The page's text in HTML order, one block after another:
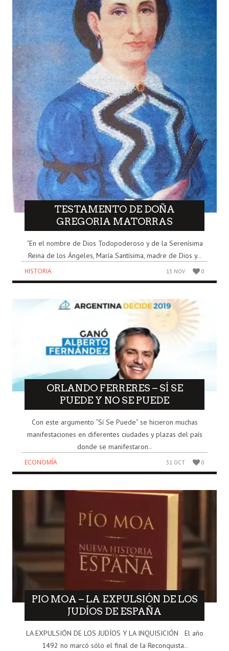
TESTAMENTO DE DOÑA
GREGORIA MATORRAS
“En el nombre de Dios Todopoderoso y de la Serenísima
Reina de los Ángeles, María Santísima, madre de Dios y..
HISTORIA 13 NOV 0
ORLANDO FERRERES – SÍ SE
PUEDE Y NO SE PUEDE
Con este argumento “Sí Se Puede” se hicieron muchas
manifestaciones en diferentes ciudades y plazas del país
donde se manifestaron..
ECONOMÍA 31 OCT 0
PIO MOA – LA EXPULSIÓN DE LOS
JUDÍOS DE ESPAÑA
LA EXPULSIÓN DE LOS JUDÍOS Y LA INQUISICIÓN El año
1492 no marcó sólo el final de la Reconquista..